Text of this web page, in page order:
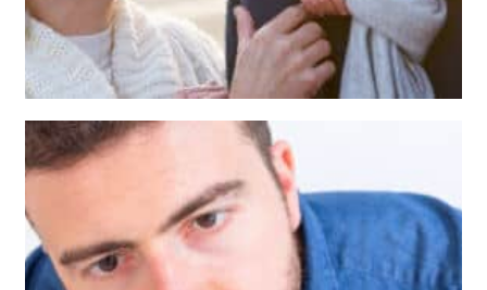
Wenn sich in deinem Körper bereits ein Mangel an
wichtigen Mineralien und Vitaminen bemerkbar
macht, dann ist es höchste Zeit zu handeln!
Weiterlesen